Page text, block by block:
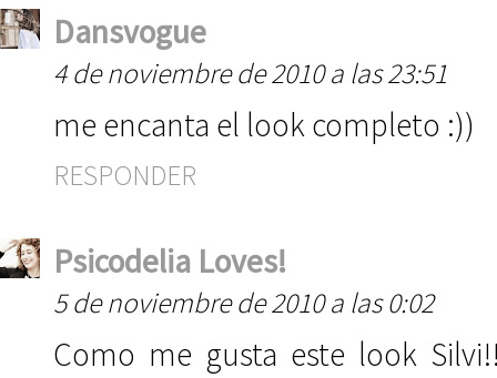
Dansvogue
4 de noviembre de 2010 a las 23:51
me encanta el look completo :))
RESPONDER
Psicodelia Loves!
5 de noviembre de 2010 a las 0:02
Como me gusta este look